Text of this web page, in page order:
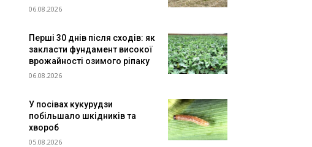
06.08.2026
Перші 30 днів після сходів: як
закласти фундамент високої
врожайності озимого ріпаку
06.08.2026
У посівах кукурудзи
побільшало шкідників та
хвороб
05.08.2026